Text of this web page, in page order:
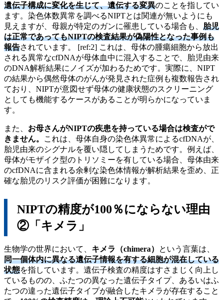
遺伝子構成に変化を生じて、遺伝する変異のことを指してい
ます。染色体数異常を調べるNIPTとは関連が無いようにも
見えますが、母親が特定のガンに罹患している場合も、 胎児
は正常であってもNIPTの検査結果が偽陽性となった事例も
報告されています。 [ref:2] これは、母体の腫瘍細胞から放出
される異常なcfDNAが母体血中に混入することで、胎児由来
のDNA解析結果にノイズが加わるためです。実際に、NIPT
の結果から偶然母体のがんが発見された症例も複数報告され
ており、NIPTが意図せず母体の健康状態のスクリーニング
としても機能するケースがあることが明らかになっていま
す。
また、 お母さんがNIPTの疾患を持っている場合は検査がで
きません。
これは、母体自身の染色体異常によるcfDNAが、
胎児由来のシグナルを覆い隠してしまうためです。例えば、
母体がモザイク型のトリソミーを有している場合、母体由来
のcfDNAに含まれる余剰な染色体情報が解析結果を歪め、正
確な胎児のリスク評価が困難になります。
NIPTの精度が100％にならない理由
②「キメラ」
生物学の世界において、 キメラ（chimera）
という言葉は、
同一個体内に異なる遺伝子情報を有する細胞が混在している
状態を指しています。遺伝子検査の精度はすさまじく向上し
ているものの、ふたつの異なった遺伝子タイプ、あるいはふ
たつの違った遺伝子タイプが融合したキメラが存在すること